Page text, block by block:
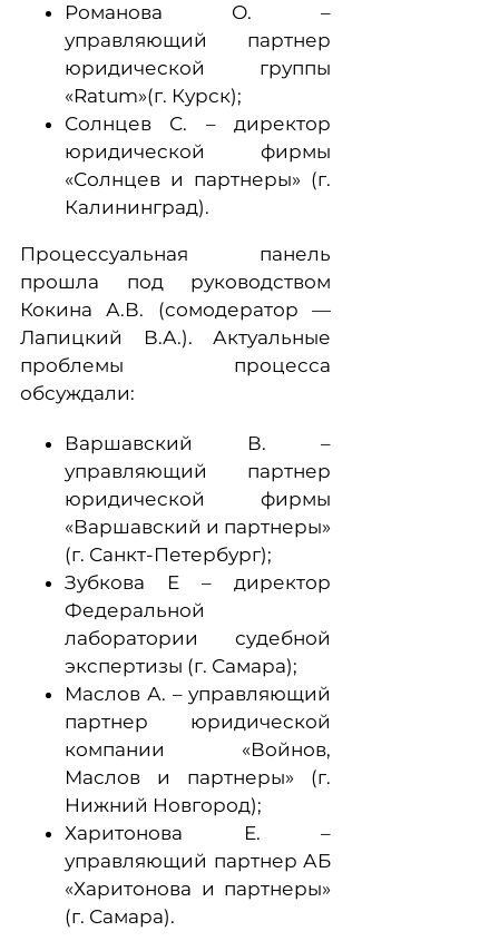
Романова О. –
управляющий партнер
юридической группы
«Ratum»(г. Курск);
Солнцев С. – директор
юридической фирмы
«Солнцев и партнеры» (г.
Калининград).
Процессуальная панель
прошла под руководством
Кокина А.В. (сомодератор —
Лапицкий В.А.). Актуальные
проблемы процесса
обсуждали:
Варшавский В. –
управляющий партнер
юридической фирмы
«Варшавский и партнеры»
(г. Санкт-Петербург);
Зубкова Е – директор
Федеральной
лаборатории судебной
экспертизы (г. Самара);
Маслов А. – управляющий
партнер юридической
компании «Войнов,
Маслов и партнеры» (г.
Нижний Новгород);
Харитонова Е. –
управляющий партнер АБ
«Харитонова и партнеры»
(г. Самара).